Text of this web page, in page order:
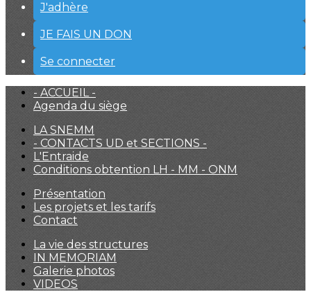
J'adhère
JE FAIS UN DON
Se connecter
- ACCUEIL -
Agenda du siège
LA SNEMM
- CONTACTS UD et SECTIONS -
L'Entraide
Conditions obtention LH - MM - ONM
Présentation
Les projets et les tarifs
Contact
La vie des structures
IN MEMORIAM
Galerie photos
VIDEOS